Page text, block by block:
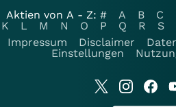
Aktien von A - Z: # A B C
K
L M N O P Q R S
Impressum
Disclaimer
Einstellungen